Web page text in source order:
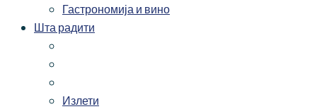
Гастрономија и вино
Шта радити
Излети